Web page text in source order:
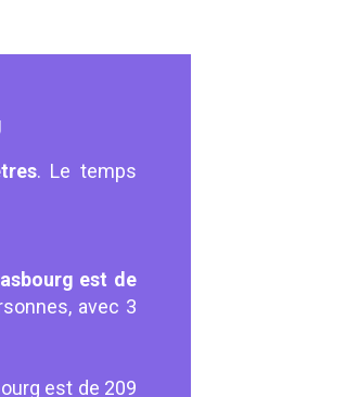
. Le temps
est de
avec 3
est de 209